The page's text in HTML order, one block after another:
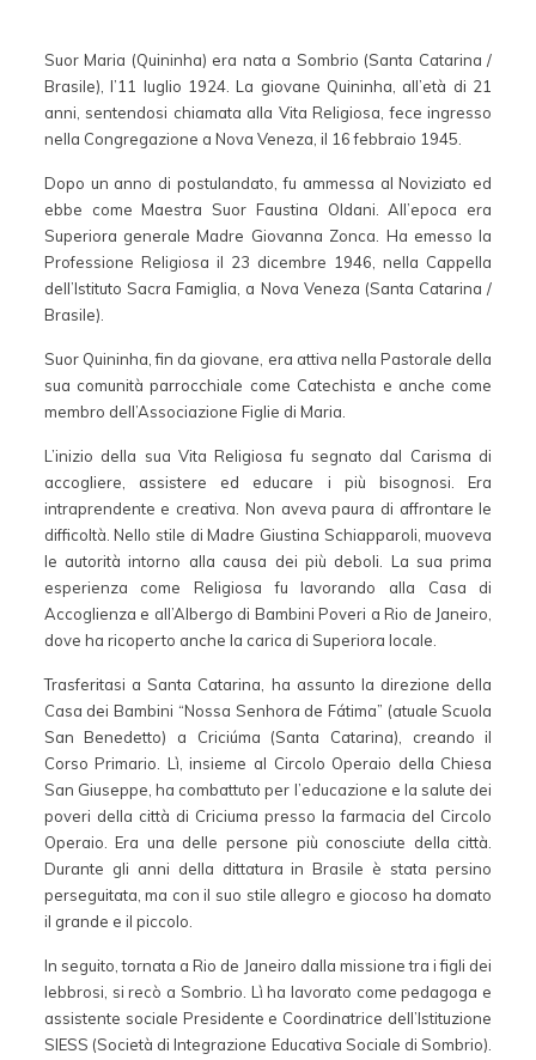
Suor Maria (Quininha) era nata a Sombrio (Santa Catarina /
Brasile), l’11 luglio 1924. La giovane Quininha, all’età di 21
anni, sentendosi chiamata alla Vita Religiosa, fece ingresso
nella Congregazione a Nova Veneza, il 16 febbraio 1945.
Dopo un anno di postulandato, fu ammessa al Noviziato ed
ebbe come Maestra Suor Faustina Oldani. All’epoca era
Superiora generale Madre Giovanna Zonca. Ha emesso la
Professione Religiosa il 23 dicembre 1946, nella Cappella
dell’Istituto Sacra Famiglia, a Nova Veneza (Santa Catarina /
Brasile).
Suor Quininha, fin da giovane, era attiva nella Pastorale della
sua comunità parrocchiale come Catechista e anche come
membro dell’Associazione Figlie di Maria.
L’inizio della sua Vita Religiosa fu segnato dal Carisma di
accogliere, assistere ed educare i più bisognosi. Era
intraprendente e creativa. Non aveva paura di affrontare le
difficoltà. Nello stile di Madre Giustina Schiapparoli, muoveva
le autorità intorno alla causa dei più deboli. La sua prima
esperienza come Religiosa fu lavorando alla Casa di
Accoglienza e all’Albergo di Bambini Poveri a Rio de Janeiro,
dove ha ricoperto anche la carica di Superiora locale.
Trasferitasi a Santa Catarina, ha assunto la direzione della
Casa dei Bambini “Nossa Senhora de Fátima” (atuale Scuola
San Benedetto) a Criciúma (Santa Catarina), creando il
Corso Primario. Lì, insieme al Circolo Operaio della Chiesa
San Giuseppe, ha combattuto per l’educazione e la salute dei
poveri della città di Criciuma presso la farmacia del Circolo
Operaio. Era una delle persone più conosciute della città.
Durante gli anni della dittatura in Brasile è stata persino
perseguitata, ma con il suo stile allegro e giocoso ha domato
il grande e il piccolo.
In seguito, tornata a Rio de Janeiro dalla missione tra i figli dei
lebbrosi, si recò a Sombrio. Lì ha lavorato come pedagoga e
assistente sociale Presidente e Coordinatrice dell’Istituzione
SIESS (Società di Integrazione Educativa Sociale di Sombrio).